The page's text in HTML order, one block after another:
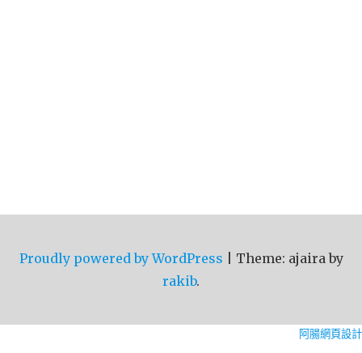
Proudly powered by WordPress
Theme: ajaira by
rakib.
阿腸網頁設計